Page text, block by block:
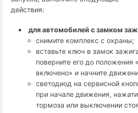
действия:
для автомобилей с замком
снимите комплекс с охраны;
вставьте ключ в замок
поверните его до положения
включено» и начните
светодиод насервисной
при начале движения,
тормоза или выключении